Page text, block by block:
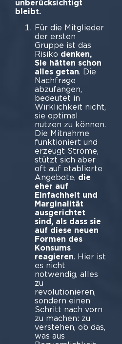
unberücksichtigt
bleibt.
Für die Mitglieder
der ersten
Gruppe ist das
Risiko denken,
Sie hätten schon
alles getan. Die
Nachfrage
abzufangen,
bedeutet in
Wirklichkeit nicht,
sie optimal
nutzen zu können.
Die Mitnahme
funktioniert und
erzeugt Ströme,
stützt sich aber
oft auf etablierte
Angebote, die
eher auf
Einfachheit und
Marginalität
ausgerichtet
sind, als dass sie
auf diese neuen
Formen des
Konsums
reagieren. Hier ist
es nicht
notwendig, alles
zu
revolutionieren,
sondern einen
Schritt nach vorn
zu machen: zu
verstehen, ob das,
was aus